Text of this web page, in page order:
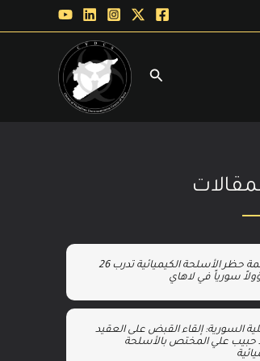
منظمة حظر الأسلحة الكيميائية تدرب 26
سورياً في لاهاي
السورية: إلقاء القبض على العقيد
حبيب علي المختص بالأسلحة